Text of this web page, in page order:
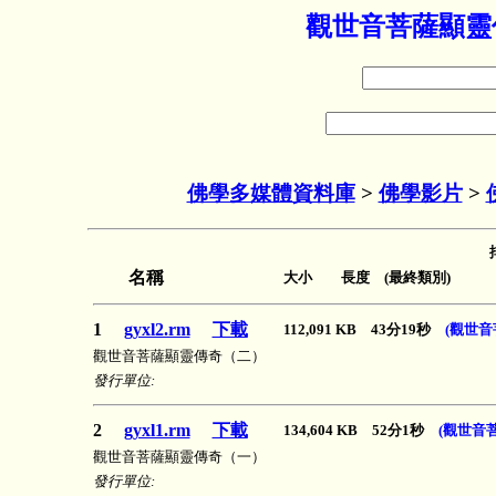
觀世音菩薩顯
佛學多媒體資料庫> 佛學影片>
名稱 大小 長度 (最終類別)
1 gyxl2.rm 下載 112,091 KB 43分19秒 (觀世
觀世音菩薩顯靈傳奇（二）
發行單位:
2 gyxl1.rm 下載 134,604 KB 52分1秒 (觀世音
觀世音菩薩顯靈傳奇（一）
發行單位: